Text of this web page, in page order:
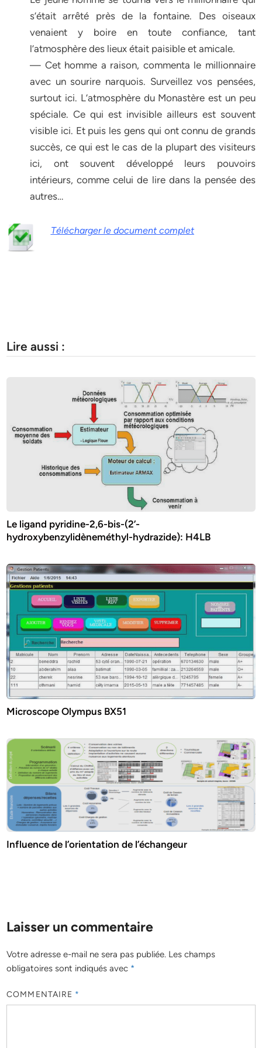
s’était arrêté près de la fontaine. Des oiseaux
venaient y boire en toute confiance, tant
l’atmosphère des lieux était paisible et amicale.
— Cet homme a raison, commenta le millionnaire
avec un sourire narquois. Surveillez vos pensées,
surtout ici. L’atmosphère du Monastère est un peu
spéciale. Ce qui est invisible ailleurs est souvent
visible ici. Et puis les gens qui ont connu de grands
succès, ce qui est le cas de la plupart des visiteurs
ici, ont souvent développé leurs pouvoirs
intérieurs, comme celui de lire dans la pensée des
autres…
Télécharger le document complet
Lire aussi :
Le ligand pyridine-2,6-bis-(2’-
hydroxybenzylidèneméthyl-hydrazide): H4LB
Microscope Olympus BX51
Influence de l’orientation de l’échangeur
Laisser un commentaire
Votre adresse e-mail ne sera pas publiée. Les champs
obligatoires sont indiqués avec *
COMMENTAIRE *